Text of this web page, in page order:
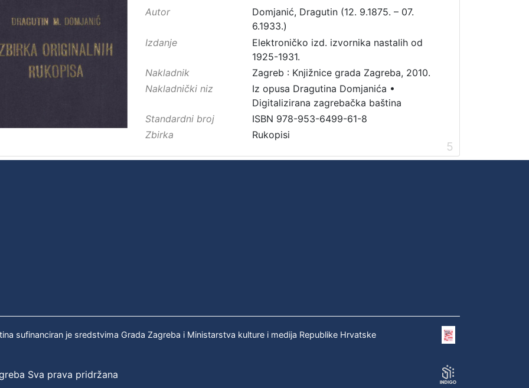
Autor
Domjanić, Dragutin (12. 9.1875. – 07.
6.1933.)
Izdanje
Elektroničko izd. izvornika nastalih od
1925-1931.
Nakladnik
Zagreb : Knjižnice grada Zagreba, 2010.
Nakladnički niz
Iz opusa Dragutina Domjanića •
Digitalizirana zagrebačka baština
Standardni broj
ISBN 978-953-6499-61-8
Zbirka
Rukopisi
5
sufinanciran je sredstvima Grada Zagreba i Ministarstva kulture i medija Republike Hrvatske
Sva prava pridržana